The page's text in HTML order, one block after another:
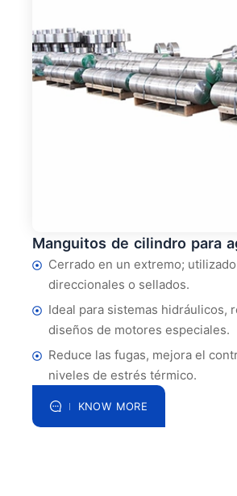
Manguitos de cilindro para
Cerrado en un extremo;
direccionales o sellados.
Ideal para sistemas hidráulicos,
diseños de motores especiales.
Reduce las fugas, mejora el
niveles de estrés térmico.
KNOW MORE